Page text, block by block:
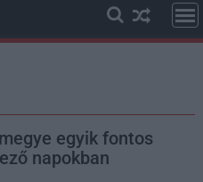
egyik fontos
napokban